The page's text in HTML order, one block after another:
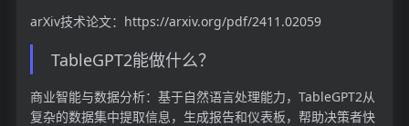
arXiv技术论文：https://arxiv.org/pdf/2411.02059
TableGPT2能做什么？
商业智能与数据分析：基于自然语言处理能力，TableGPT2从
复杂的数据集中提取信息，生成报告和仪表板，帮助决策者快